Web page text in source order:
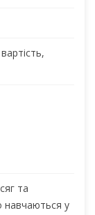
та
навчаються у